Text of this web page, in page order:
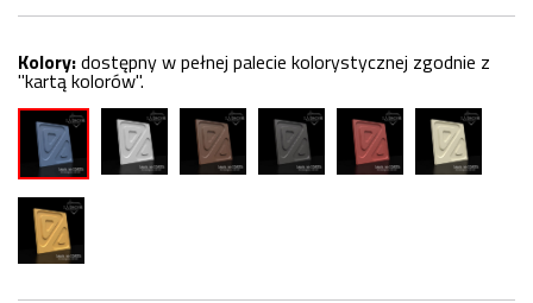
Kolory:dostępny w pełnej palecie kolorystycznej zgodnie z
"kartą kolorów".